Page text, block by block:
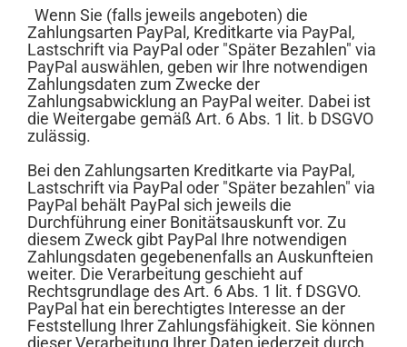
Wenn Sie (falls jeweils angeboten) die
Zahlungsarten PayPal, Kreditkarte via PayPal,
Lastschrift via PayPal oder "Später Bezahlen" via
PayPal auswählen, geben wir Ihre notwendigen
Zahlungsdaten zum Zwecke der
Zahlungsabwicklung an PayPal weiter. Dabei ist
die Weitergabe gemäß Art. 6 Abs. 1 lit. b DSGVO
zulässig.
Bei den Zahlungsarten Kreditkarte via PayPal,
Lastschrift via PayPal oder "Später bezahlen" via
PayPal behält PayPal sich jeweils die
Durchführung einer Bonitätsauskunft vor. Zu
diesem Zweck gibt PayPal Ihre notwendigen
Zahlungsdaten gegebenenfalls an Auskunfteien
weiter. Die Verarbeitung geschieht auf
Rechtsgrundlage des Art. 6 Abs. 1 lit. f DSGVO.
PayPal hat ein berechtigtes Interesse an der
Feststellung Ihrer Zahlungsfähigkeit. Sie können
dieser Verarbeitung Ihrer Daten jederzeit durch